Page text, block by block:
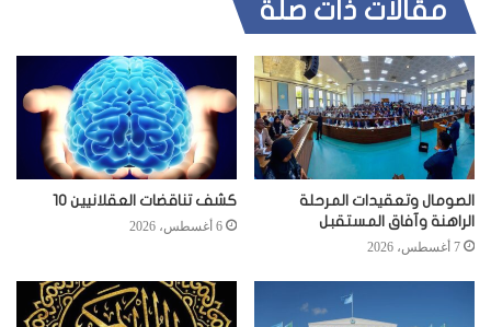
مقالات ذات صلة
الصومال وتعقيدات المرحلة
الراهنة وآفاق المستقبل
7 أغسطس، 2026
كشف تناقضات العقلانيين 10
6 أغسطس، 2026